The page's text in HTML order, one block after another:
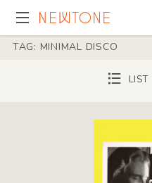
TAG: MINIMAL DISCO
LIST